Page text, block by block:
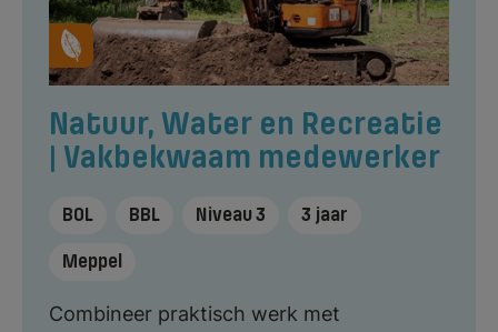
Natuur, Water en Recreatie
| Vakbekwaam medewerker
BOL BBL Niveau 3 3 jaar
Meppel
Combineer praktisch werk met